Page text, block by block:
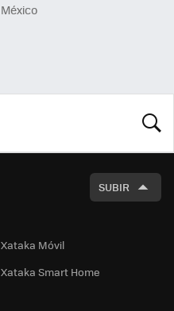
México
SUBIR
Xataka Móvil
Xataka Smart Home